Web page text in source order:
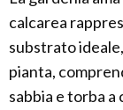
calcarea
substrato
pianta,
sabbia e torba